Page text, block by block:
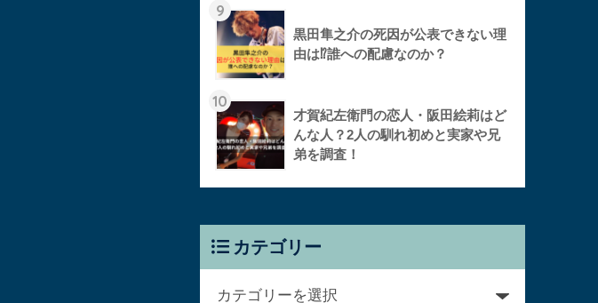
9
黒田隼之介の死因が公表できない理
由は⁉︎誰への配慮なのか？
10
才賀紀左衛門の恋人・阪田絵莉はど
んな人？2人の馴れ初めと実家や兄
弟を調査！
カテゴリー